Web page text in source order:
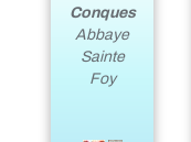
Conques
Abbaye
Sainte
Foy